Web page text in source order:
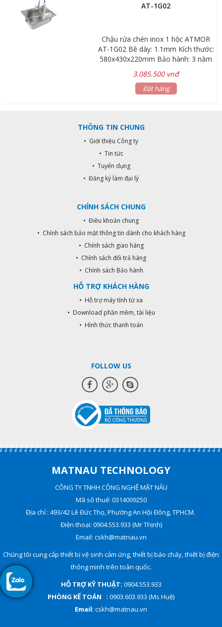
AT-1G02
Chậu rửa chén inox 1 hộc ATMOR
AT-1G02 Bề dày: 1.1mm Kích thước:
580x430x220mm Bảo hành: 3 năm
3.085.500 vnđ
Đặt hàng
THÔNG TIN CHUNG
• Giới thiệu Công ty
• Tin tức
• Tuyển dụng
• Đăng ký làm đại lý
CHÍNH SÁCH CHUNG
• Điều khoản chung
• Chính sách bảo mật thông tin dành cho khách hàng
• Chính sách giao hàng
• Chính sách đổi trả hàng
• Chính sách Bảo hành
HỖ TRỢ KHÁCH HÀNG
• Hỗ trợ máy tính từ xa
• Download phần mềm, tài liệu
• Hình thức thanh toán
FOLLOW US
MATNAU TECHNOLOGY
CÔNG TY TNHH CÔNG NGHỆ MẶT NÂU
Mã số thuế: 0314009250
Địa chỉ : 493/42 Lê Đức Thọ, Phường An Hội Đông, TPHCM.
Điện thoại: 0904.553.933 (Mr Thịnh)
Email: cskh@matnau.vn
Chúng tôi cung cấp thiết bị vệ sinh cảm ứng, thiết bị báo cháy, thiết bị điện
thông minh trên toàn quốc.
HỖ TRỢ KỸ THUẬT: 0904.553.933
PHÒNG KẾ TOÁN : 0903.603.933 (Ms Huệ)
Email: cskh@matnau.vn